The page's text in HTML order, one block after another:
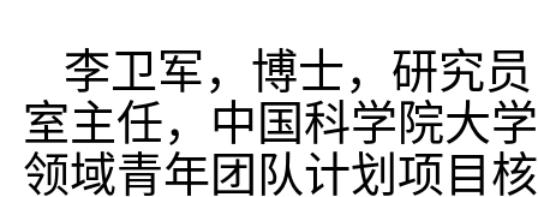
李卫军，博士，研究
室主任，中国科学院大
领域青年团队计划项目